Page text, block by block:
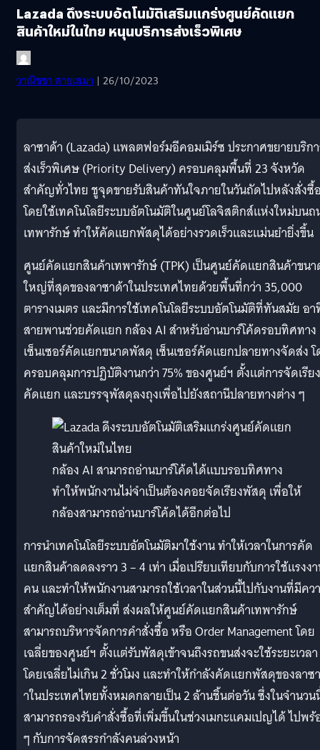
Lazada ดึงระบบอัตโนมัติเสริมแกร่งศูนย์คัดแยก
สินค้าใหม่ในไทย หนุนบริการส่งเร็วพิเศษ
วาณิชชา สายเสมา | 26/10/2023
ลาซาด้า (Lazada) แพลตฟอร์มอีคอมเมิร์ซ ประกาศขยายบริก
ส่งเร็วพิเศษ (Priority Delivery) ครอบคลุมพื้นที่ 23 จังหวัด
สำคัญทั่วไทย ชูจุดขายรับสินค้าทันใจภายในวันถัดไปหลังสั่งซื้
โดยใช้เทคโนโลยีระบบอัตโนมัติในศูนย์โลจิสติกส์แห่งใหม่บน
เทพารักษ์ ทำให้คัดแยกพัสดุได้อย่างรวดเร็วและแม่นยำยิ่งขึ้น
ศูนย์คัดแยกสินค้าเทพารักษ์ (TPK) เป็นศูนย์คัดแยกสินค้าขน
ใหญ่ที่สุดของลาซาด้าในประเทศไทยด้วยพื้นที่กว่า 35,000
ตารางเมตร และมีการใช้เทคโนโลยีระบบอัตโนมัติที่ทันสมัย อ
สายพานช่วยคัดแยก กล้อง AI สำหรับอ่านบาร์โค้ดรอบทิศทาง
เซ็นเซอร์คัดแยกขนาดพัสดุ เซ็นเซอร์คัดแยกปลายทางจัดส่ง
ครอบคลุมการปฏิบัติงานกว่า 75% ของศูนย์ฯ ตั้งแต่การจัดเรียง
คัดแยก และบรรจุพัสดุลงถุงเพื่อไปยังสถานีปลายทางต่าง ๆ
กล้อง AI สามารถอ่านบาร์โค้ดได้แบบรอบทิศทาง
ทำให้พนักงานไม่จำเป็นต้องคอยจัดเรียงพัสดุ เพื่อให้
กล้องสามารถอ่านบาร์โค้ดได้อีกต่อไป
การนำเทคโนโลยีระบบอัตโนมัติมาใช้งาน ทำให้เวลาในการคัด
แยกสินค้าลดลงราว 3 – 4 เท่า เมื่อเปรียบเทียบกับการใช้แรงง
คน และทำให้พนักงานสามารถใช้เวลาในส่วนนี้ไปกับงานที่มีคว
สำคัญได้อย่างเต็มที่ ส่งผลให้ศูนย์คัดแยกสินค้าเทพารักษ์
สามารถบริหารจัดการคำสั่งซื้อ หรือ Order Management โดย
เฉลี่ยของศูนย์ฯ ตั้งแต่รับพัสดุเข้าจนถึงรถขนส่งจะใช้ระยะเวลา
โดยเฉลี่ยไม่เกิน 2 ชั่วโมง และทำให้กำลังคัดแยกพัสดุของลาซ
าในประเทศไทยทั้งหมดกลายเป็น 2 ล้านชิ้นต่อวัน ซึ่งในจำนวน
สามารถรองรับคำสั่งซื้อที่เพิ่มขึ้นในช่วงเมกะแคมเปญได้ ไปพร้
ๆ กับการจัดสรรกำลังคนล่วงหน้า